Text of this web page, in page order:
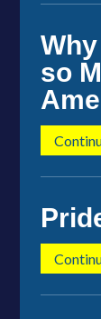
so